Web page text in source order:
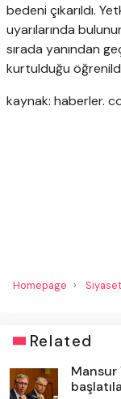
bedeni çıkarıldı.
uyarılarında
sırada yanından
kurtulduğu
kaynak: haberler.
Homepage Siyaset
Related
Mansur